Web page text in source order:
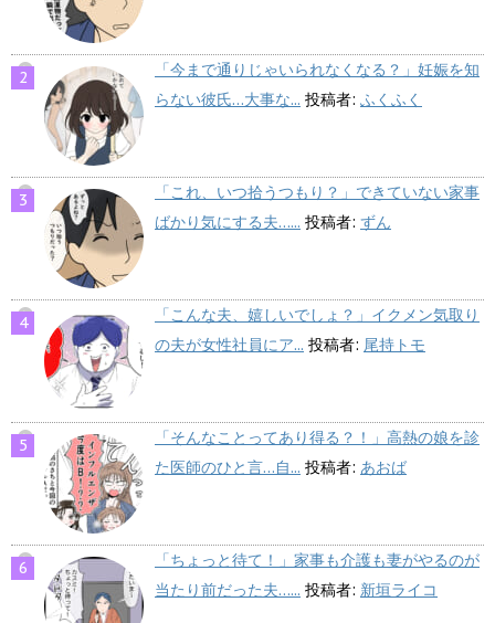
「今まで通りじゃいられなくなる？」妊娠を知
らない彼氏…大事な... 投稿者: ふくふく
「これ、いつ拾うつもり？」できていない家事
ばかり気にする夫…... 投稿者: ずん
「こんな夫、嬉しいでしょ？」イクメン気取り
の夫が女性社員にア... 投稿者: 尾持トモ
「そんなことってあり得る？！」高熱の娘を診
た医師のひと言…自... 投稿者: あおば
「ちょっと待て！」家事も介護も妻がやるのが
当たり前だった夫…... 投稿者: 新垣ライコ